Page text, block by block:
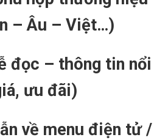
– Âu – Việt…)
đọc – thông tin nổi
ưu đãi)
về menu điện tử /